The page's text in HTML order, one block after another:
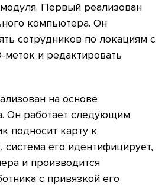
Первый реализован
компьютера. Он
сотрудников по локациям с
меток и редактировать
на основе
Он работает следующим
подносит карту к
система его идентифицирует,
и производится
с привязкой его